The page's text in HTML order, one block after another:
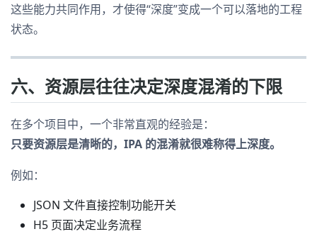
这些能力共同作用，才使得“深度”变成一个可以落地的工程
状态。
六、资源层往往决定深度混淆的下限
在多个项目中，一个非常直观的经验是：
只要资源层是清晰的，IPA 的混淆就很难称得上深度。
例如：
JSON 文件直接控制功能开关
H5 页面决定业务流程